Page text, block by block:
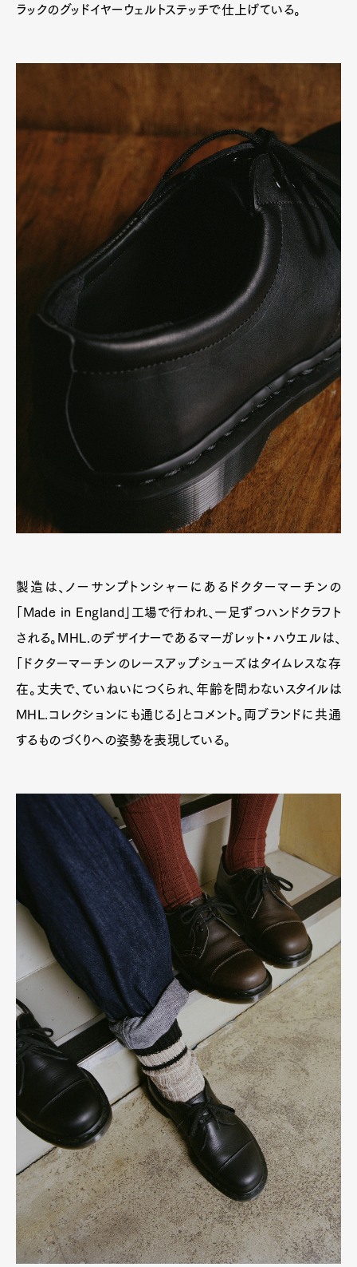
ラックのグッドイヤーウェルトステッチで仕上げている。
製造は、ノーサンプトンシャーにあるドクターマーチンの
「Made in England」工場で行われ、一足ずつハンドクラフト
される。MHL.のデザイナーであるマーガレット・ハウエルは、
「ドクターマーチンのレースアップシューズはタイムレスな存
在。丈夫で、ていねいにつくられ、年齢を問わないスタイルは
MHL.コレクションにも通じる」とコメント。両ブランドに共通
するものづくりへの姿勢を表現している。